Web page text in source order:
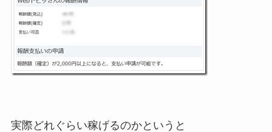
実際どれぐらい稼げるのかというと